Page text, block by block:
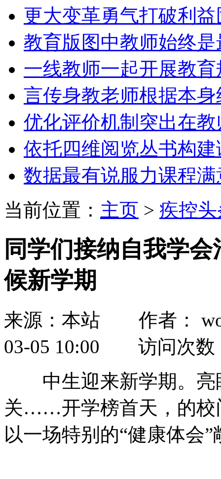
更大变革勇气打破利益
教育版图中教师始终是
一线教师一起开展教育
言传身教老师根据本身
优化评价机制突出在教
依托四维阅览丛书构建
数据最有说服力课程满
当前位置： 主页 > 疾控
同学们接纳自我学
候新学期
来源：本站 作者：
03-05 10:00 访问次数
中生迎来新学期。亮
关……开学榜首天，的校
以一场特别的“健康体会”敞